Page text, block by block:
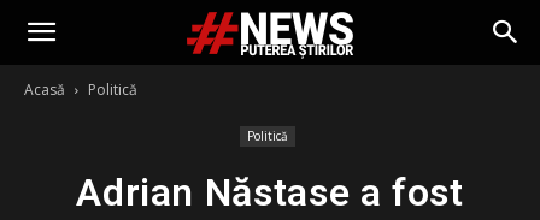
Acasă Politică
Politică
Adrian Năstase a fost